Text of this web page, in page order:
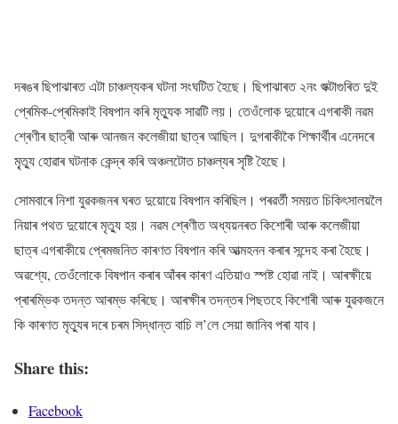
দৰঙৰ ছিপাঝাৰত এটা চাঞ্চল্যকৰ ঘটনা সংঘটিত হৈছে। ছিপাঝাৰত ২নং শুক্টাগুৰিত দুই
প্ৰেমিক-প্ৰেমিকাই বিষপান কৰি মৃত্যুক সাৱটি লয়। তেওঁলোক দুয়োৰে এগৰাকী নৱম
শ্ৰেণীৰ ছাত্ৰী আৰু আনজন কলেজীয়া ছাত্ৰ আছিল। দুগৰাকীকৈ শিক্ষাৰ্থীৰ এনেদৰে
মৃ্ত্যু হোৱাৰ ঘটনাক কেন্দ্ৰ কৰি অঞ্চলটোত চাঞ্চল্যৰ সৃষ্টি হৈছে।
সোমবাৰে নিশা যুৱকজনৰ ঘৰত দুয়োয়ে বিষপান কৰিছিল। পৰৱৰ্তী সময়ত চিকিৎসালয়লৈ
নিয়াৰ পথত দুয়োৰে মৃত্যু হয়। নৱম শ্ৰেণীত অধ্যয়নৰত কিশোৰী আৰু কলেজীয়া
ছাত্ৰ এগৰাকীয়ে প্ৰেমজনিত কাৰণত বিষপান কৰি আত্মহনন কৰাৰ সন্দেহ কৰা হৈছে।
অৱশ্যে, তেওঁলোকে বিষপান কৰাৰ আঁৰৰ কাৰণ এতিয়াও স্পষ্ট হোৱা নাই। আৰক্ষীয়ে
প্ৰাৰম্ভিক তদন্ত আৰম্ভ কৰিছে। আৰক্ষীৰ তদন্তৰ পিছতহে কিশোৰী আৰু যুৱকজনে
কি কাৰণত মৃত্যুৰ দৰে চৰম সিদ্ধান্ত বাচি ল’লে সেয়া জানিব পৰা যাব।
Share this:
Facebook